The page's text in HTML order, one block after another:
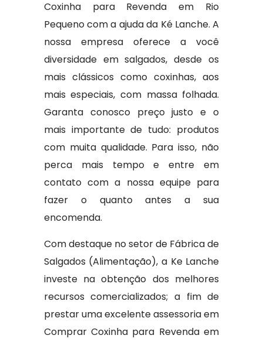
Coxinha para Revenda em Rio
Pequeno com a ajuda da Ké Lanche. A
nossa empresa oferece a você
diversidade em salgados, desde os
mais clássicos como coxinhas, aos
mais especiais, com massa folhada.
Garanta conosco preço justo e o
mais importante de tudo: produtos
com muita qualidade. Para isso, não
perca mais tempo e entre em
contato com a nossa equipe para
fazer o quanto antes a sua
encomenda.
Com destaque no setor de Fábrica de
Salgados (Alimentação), a Ke Lanche
investe na obtenção dos melhores
recursos comercializados; a fim de
prestar uma excelente assessoria em
Comprar Coxinha para Revenda em